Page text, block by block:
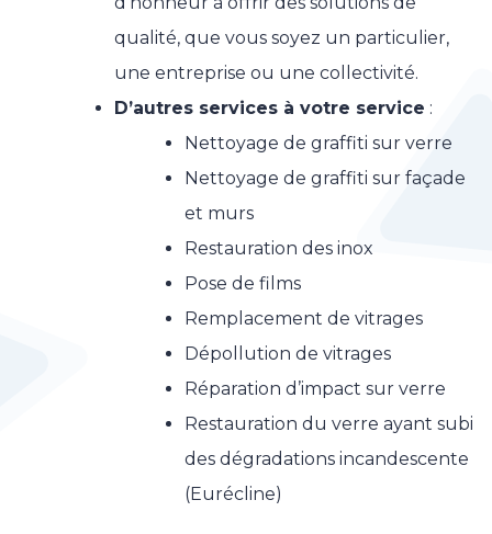
qualité, que vous soyez un particulier,
une entreprise ou une collectivité.
D’autres services à votre service :
Nettoyage de graffiti sur verre
Nettoyage de graffiti sur façade
et murs
Restauration des inox
Pose de films
Remplacement de vitrages
Dépollution de vitrages
Réparation d’impact sur verre
Restauration du verre ayant subi
des dégradations incandescente
(Eurécline)